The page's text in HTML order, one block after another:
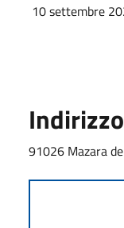
10 settembre
Indirizzo
91026 Mazara